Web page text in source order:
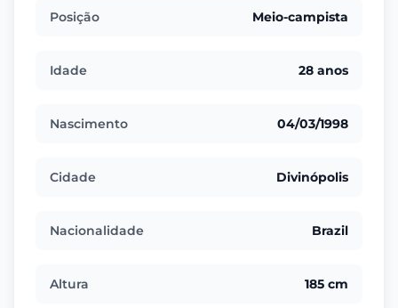
Posição Meio-campista
Idade 28 anos
Nascimento 04/03/1998
Cidade Divinópolis
Nacionalidade Brazil
Altura 185 cm